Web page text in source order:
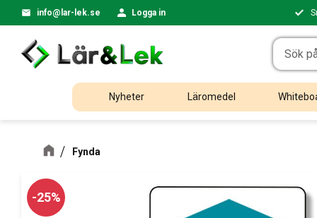
info@lar-lek.se Logga in
Nyheter Läromedel
Fynda
25%